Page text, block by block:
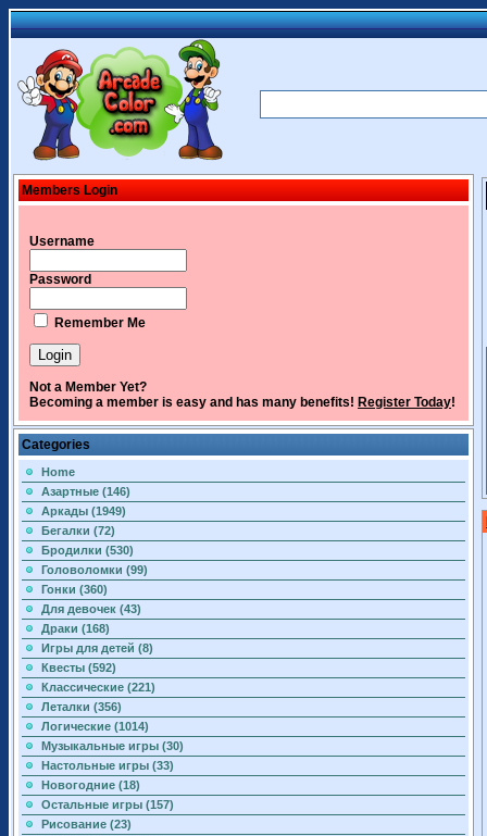
Members Login
Username
Password
Remember Me
Not a Member Yet?
Becoming a member is easy and has many benefits! Register Today!
Categories
Home
Азартные (146)
Аркады (1949)
Бегалки (72)
Бродилки (530)
Головоломки (99)
Гонки (360)
Для девочек (43)
Драки (168)
Игры для детей (8)
Квесты (592)
Классические (221)
Леталки (356)
Логические (1014)
Музыкальные игры (30)
Настольные игры (33)
Новогодние (18)
Остальные игры (157)
Рисование (23)